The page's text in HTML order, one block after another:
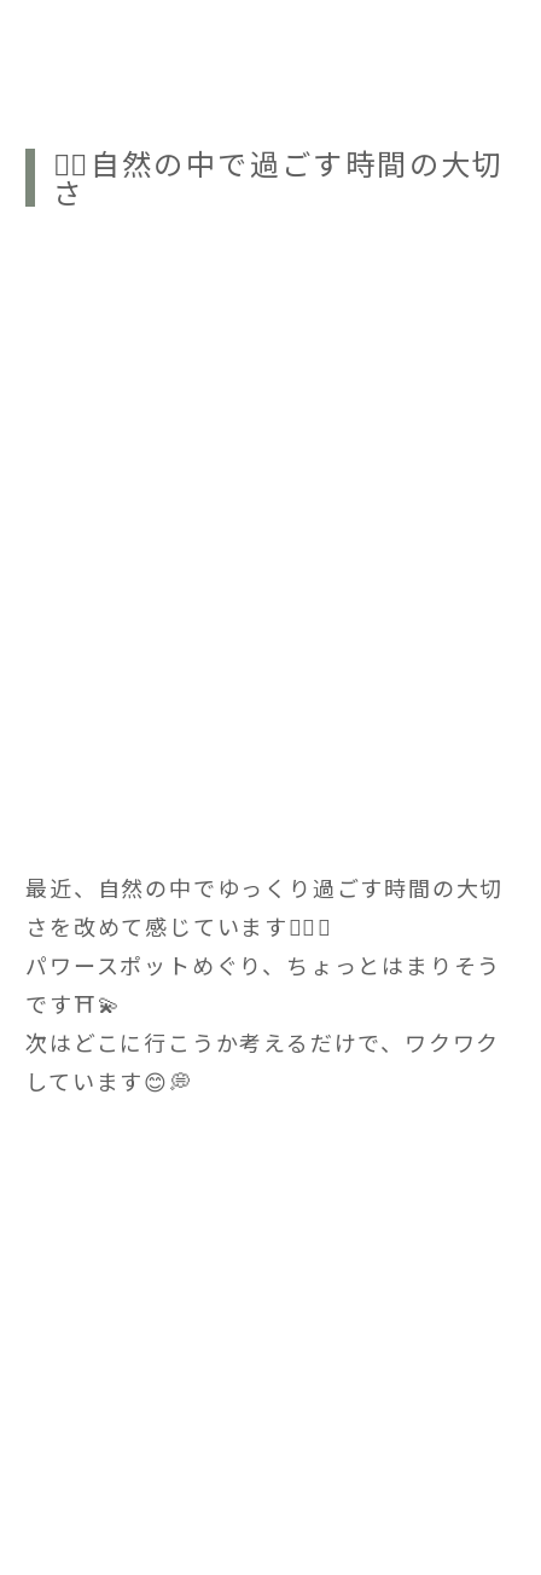
💆‍♀️自然の中で過ごす時間の大切
さ
最近、自然の中でゆっくり過ごす時間の大切
さを改めて感じています💆‍♀️✨
パワースポットめぐり、ちょっとはまりそう
です⛩️💫
次はどこに行こうか考えるだけで、ワクワク
しています😊💭